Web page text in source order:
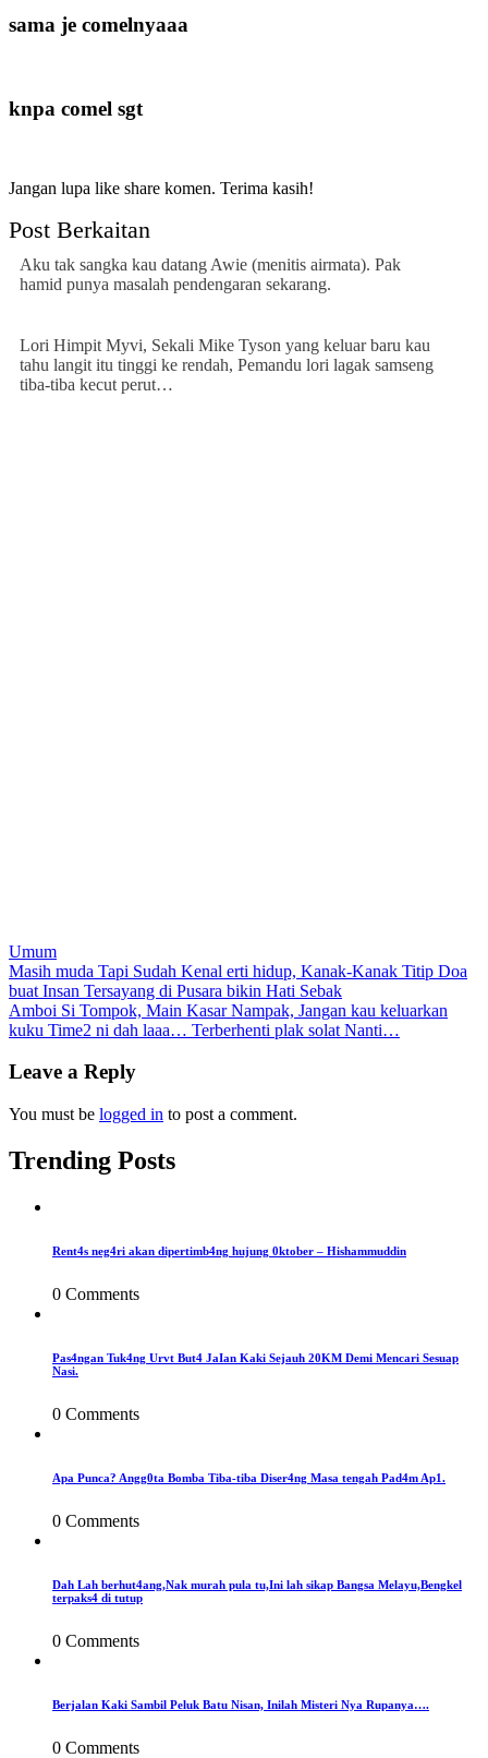
sama je comelnyaaa
knpa comel sgt
Jangan lupa like share komen. Terima kasih!
Post Berkaitan
Aku tak sangka kau datang Awie (menitis airmata). Pak
hamid punya masalah pendengaran sekarang.
Lori Himpit Myvi, Sekali Mike Tyson yang keluar baru kau
tahu langit itu tinggi ke rendah, Pemandu lori lagak samseng
tiba-tiba kecut perut…
Umum
Post
navigation
Masih muda Tapi Sudah Kenal erti hidup, Kanak-Kanak Titip Doa
buat Insan Tersayang di Pusara bikin Hati Sebak
Amboi Si Tompok, Main Kasar Nampak, Jangan kau keluarkan
kuku Time2 ni dah laaa… Terberhenti plak solat Nanti…
Leave a Reply
You must be logged in to post a comment.
Trending Posts
Rent4s neg4ri akan dipertimb4ng hujung 0ktober – Hishammuddin
0 Comments
Pas4ngan Tuk4ng Urvt But4 JaIan Kaki Sejauh 20KM Demi Mencari Sesuap
Nasi.
0 Comments
Apa Punca? Angg0ta Bomba Tiba-tiba Diser4ng Masa tengah Pad4m Ap1.
0 Comments
Dah Lah berhut4ang,Nak murah pula tu,Ini lah sikap Bangsa Melayu,Bengkel
terpaks4 di tutup
0 Comments
Berjalan Kaki Sambil Peluk Batu Nisan, Inilah Misteri Nya Rupanya….
0 Comments